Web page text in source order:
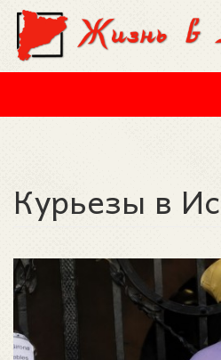
Перейти к основному
Курьезы в